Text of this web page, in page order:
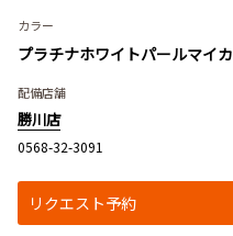
カラー
プラチナホワイトパールマイカ
配備店舗
勝川店
0568-32-3091
リクエスト予約